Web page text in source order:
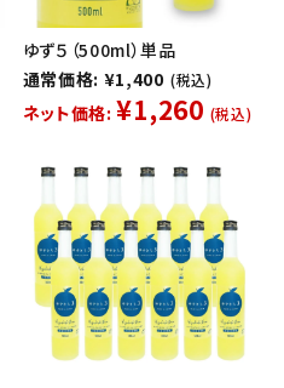
ゆず５（500ml）単品
通常価格: ¥1,400 (税込)
ネット価格: ¥1,260 (税込)